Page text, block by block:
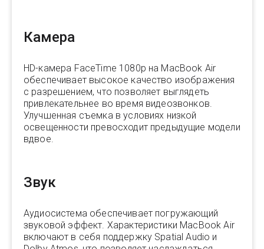
Камера
HD-камера FaceTime 1080p на MacBook Air
обеспечивает высокое качество изображения
с разрешением, что позволяет выглядеть
привлекательнее во время видеозвонков.
Улучшенная съемка в условиях низкой
освещенности превосходит предыдущие модели
вдвое.
Звук
Аудиосистема обеспечивает погружающий
звуковой эффект. Характеристики MacBook Air
включают в себя поддержку Spatial Audio и